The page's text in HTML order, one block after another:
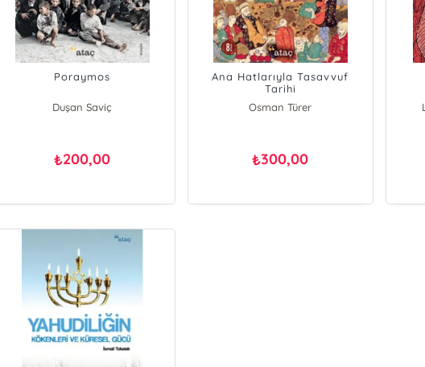
Poraymos
Duşan Saviç
₺200,00
Ana Hatlarıyla Tasavvuf
Tarihi
Osman Türer
₺300,00